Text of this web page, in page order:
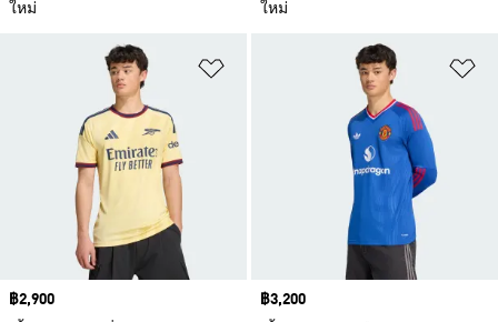
ใหม่
ใหม่
เพิ่มไปยังรายการสินค้าโปรด
Price
฿2,900
Price
฿3,200